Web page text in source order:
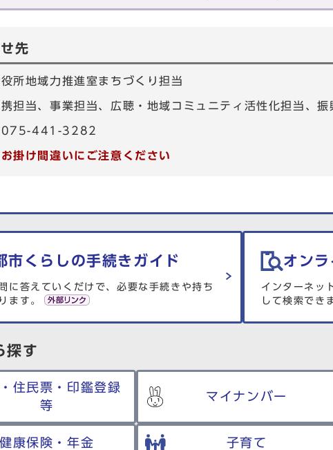
先
所地域力推進室まちづくり担当
携担当、事業担当、広聴・地域コミュニティ活性化担当
075-441-3282
掛け間違いにご注意ください
す
市くらしの手続きガイド
に答えていくだけで、必要な手続きや持ち
ます。
オン
インターネッ
して検索でき
探す
住民票・印鑑登録
等
マイナンバー
健康保険・年金 子育て